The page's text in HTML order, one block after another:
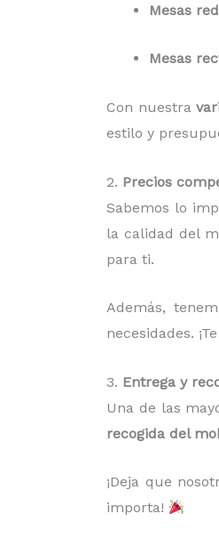
Mesas
Mesas
Con nuestra
estilo y
2. Precios
Sabemos lo
la calidad del
para ti.
Además,
necesidades.
3. Entrega y
Una de las
recogida del
¡Deja que
importa!